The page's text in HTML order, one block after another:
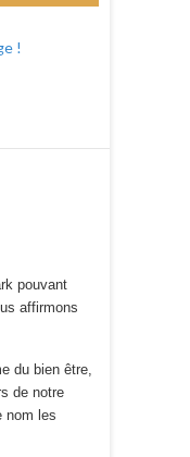
!
pouvant
affirmons
du bien être,
de notre
nom les